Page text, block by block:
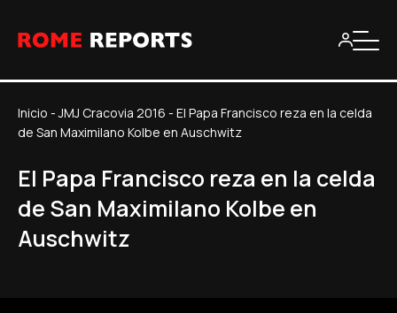
Inicio -JMJ Cracovia 2016 - El Papa Francisco reza en la celda
de San Maximilano Kolbe en Auschwitz
El Papa Francisco reza en la celda
de San Maximilano Kolbe en
Auschwitz